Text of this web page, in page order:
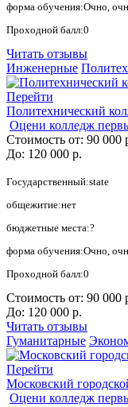
форма обучения:Очно,
Проходной балл:0
Читать отзывы
Инженерные
Перейти
Политехнический
Оцени колледж
Стоимость от: 90 000
До: 120 000 р.
Государственный:state
общежитие:нет
бюджетные места:?
форма обучения:Очно,
Проходной балл:0
Стоимость от: 90 000
До: 120 000 р.
Читать отзывы
Гуманитарные
Перейти
Московский
Оцени колледж